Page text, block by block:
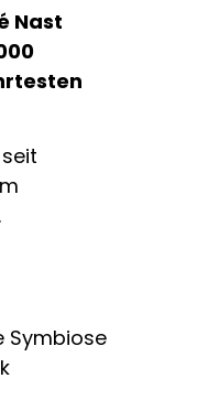
Nast
Symbiose